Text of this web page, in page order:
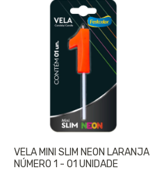
VELA MINI SLIM NEON LARANJA
NÚMERO 1 - 01 UNIDADE